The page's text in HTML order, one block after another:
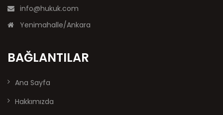
info@hukuk.com
Yenimahalle/Ankara
BAĞLANTILAR
Ana Sayfa
Hakkımızda